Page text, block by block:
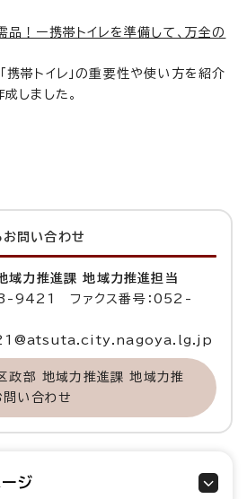
品！ー携帯トイレを準備して、万全の
携帯トイレ」の重要性や使い方を紹介
しました。
お問い合わせ
域力推進課 地域力推進担当
9421 ファクス番号：052-
政部 地域力推進課 地域力推
い合わせ
ジ